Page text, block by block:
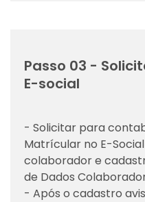
Passo 03 -
E-social
- Solicitar para
Matrícular no E-
colaborador e
de Dados
- Após o cadastro